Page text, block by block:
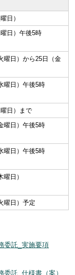
日）
日）午後5時
曜日）から25日（金
曜日）午後5時
日）まで
曜日）午後5時
曜日）午後5時
日）
曜日）予定
委託_実施要項
託_仕様書（案）